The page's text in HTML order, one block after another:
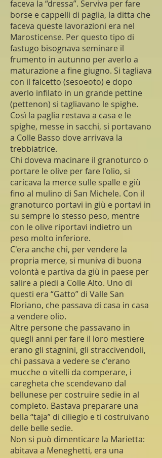
faceva la “dressa”. Serviva per fare
borse e cappelli di paglia, la ditta che
faceva queste lavorazioni era nel
Marosticense. Per questo tipo di
fastugo bisognava seminare il
frumento in autunno per averlo a
maturazione a fine giugno. Si tagliava
con il falcetto (sesoeoto) e dopo
averlo infilato in un grande pettine
(pettenon) si tagliavano le spighe.
Così la paglia restava a casa e le
spighe, messe in sacchi, si portavano
a Colle Basso dove arrivava la
trebbiatrice.
Chi doveva macinare il granoturco o
portare le olive per fare l'olio, si
caricava la merce sulle spalle e giù
fino al mulino di San Michele. Con il
granoturco portavi in giù e portavi in
su sempre lo stesso peso, mentre
con le olive riportavi indietro un
peso molto inferiore.
C'era anche chi, per vendere la
propria merce, si muniva di buona
volontà e partiva da giù in paese per
salire a piedi a Colle Alto. Uno di
questi era “Gatto” di Valle San
Floriano, che passava di casa in casa
a vendere olio.
Altre persone che passavano in
quegli anni per fare il loro mestiere
erano gli stagnini, gli straccivendoli,
chi passava a vedere se c'erano
mucche o vitelli da comperare, i
caregheta che scendevano dal
bellunese per costruire sedie in al
completo. Bastava preparare una
bella “taja” di ciliegio e ti costruivano
delle belle sedie.
Non si può dimenticare la Marietta:
abitava a Meneghetti, era una